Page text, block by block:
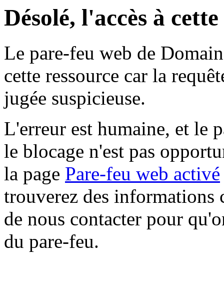
Désolé, l'accès à
Le pare-feu web de
cette ressource car la
jugée suspicieuse.
L'erreur est humaine, et le
le blocage n'est pas
la page Pare-feu web activé
trouverez des informations
de nous contacter pour
du pare-feu.